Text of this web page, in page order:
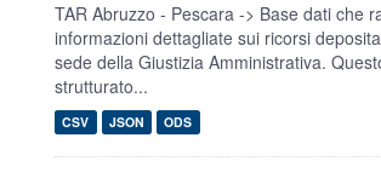
TAR Abruzzo - Pescara -> Base dati che
informazioni dettagliate sui ricorsi
sede della Giustizia Amministrativa.
strutturato...
CSV JSON ODS